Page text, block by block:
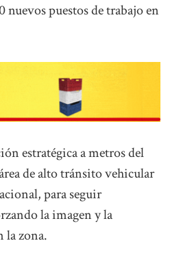
nuevos puestos de trabajo en
estratégica a metros del
de alto tránsito vehicular
para seguir
la imagen y la
la zona.